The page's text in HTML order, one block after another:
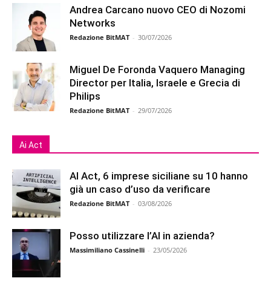
Andrea Carcano nuovo CEO di Nozomi
Networks
Redazione BitMAT - 30/07/2026
Miguel De Foronda Vaquero Managing
Director per Italia, Israele e Grecia di
Philips
Redazione BitMAT - 29/07/2026
Ai Act
AI Act, 6 imprese siciliane su 10 hanno
già un caso d’uso da verificare
Redazione BitMAT - 03/08/2026
Posso utilizzare l’AI in azienda?
Massimiliano Cassinelli - 23/05/2026